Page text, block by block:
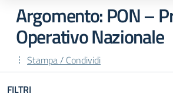
Argomento: PON –
Operativo Nazionale
Stampa / Condividi
FILTRI